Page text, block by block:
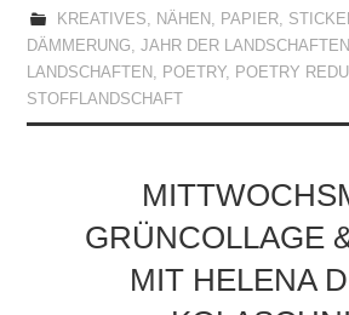
KREATIVES, NÄHEN , PAPIER,
DÄMMERUNG,JAHR DER LANDSCHAFTEN
LANDSCHAFTEN , POETRY, POETRY
STOFFLANDSCHAFT
GRÜNCOLLAGE
MIT HELENA